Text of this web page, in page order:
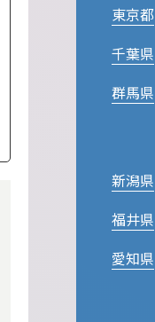
東京都
千葉県
群馬県
新潟県
福井県
愛知県